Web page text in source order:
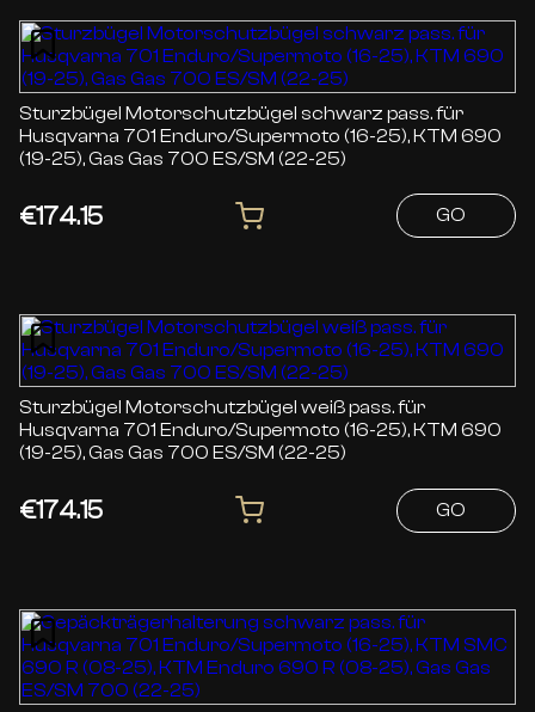
Sturzbügel Motorschutzbügel schwarz pass. für
Husqvarna 701 Enduro/Supermoto (16-25), KTM 690
(19-25), Gas Gas 700 ES/SM (22-25)
€174.15 GO
Sturzbügel Motorschutzbügel weiß pass. für
Husqvarna 701 Enduro/Supermoto (16-25), KTM 690
(19-25), Gas Gas 700 ES/SM (22-25)
€174.15 GO